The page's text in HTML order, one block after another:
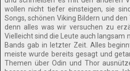
wollen nicht tiefer einsteigen, sie
Songs, schönen Viking Bildern und
denn alles was wir versuchen zu
Vielleicht sind die Leute auch langsam
Bands gab in letzter Zeit. Alles
meiste wurde bereits gesagt und
Themen über Odin und Thor